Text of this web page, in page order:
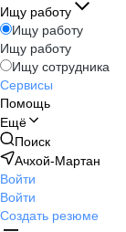
Ищу работу
Ищу работу
Ищу работу
Ищу сотрудника
Сервисы
Помощь
Ещё
Поиск
Ачхой-Мартан
Войти
Войти
Создать резюме